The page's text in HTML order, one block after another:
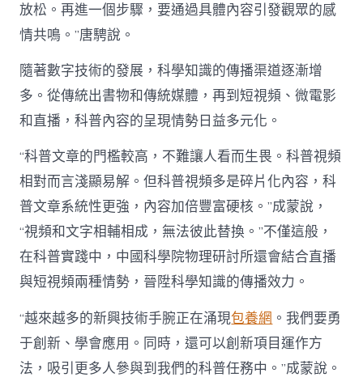
放松。再進一個步驟，要通過具體內容引發觀眾的感
情共鳴。”唐騁說。
隨著數字技術的發展，科學知識的傳播渠道逐漸增
多。從傳統出書物和傳統媒體，再到短視頻、微電影
和直播，科普內容的呈現情勢日益多元化。
“科普文章的門檻較高，不難讓人看而生畏。科普視頻
相對而言淺顯易解。但科普視頻多是碎片化內容，科
普文章系統性更強，內容加倍豐富硬核。”成蒙說，
“視頻和文字相輔相成，無法彼此替換。”不僅這般，
在科普實踐中，中國科學院物理研討所還會結合直播
與短視頻兩種情勢，晉陞科學知識的傳播效力。
“越來越多的新興技術手腕正在涌現包養網 。我們要勇
于創新、學會應用。同時，還可以創新項目運作方
法，吸引更多人參與到我們的科普任務中。”成蒙說。